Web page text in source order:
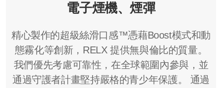
電子煙機、煙彈
精心製作的超級絲滑口感™憑藉Boost模式和動
態霧化等創新，RELX 提供無與倫比的質量。
我們優先考慮可靠性，在全球範圍內參與，並
通過守護者計畫堅持嚴格的青少年保護。 通過